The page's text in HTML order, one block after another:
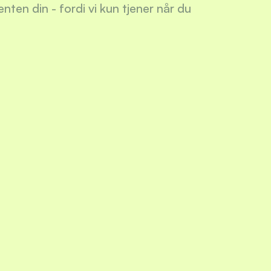
din - fordi vi kun tjener når du